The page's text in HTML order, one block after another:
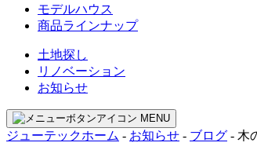
モデルハウス
商品ラインナップ
土地探し
リノベーション
お知らせ
MENU
ジューテックホーム - お知らせ - ブログ - 木